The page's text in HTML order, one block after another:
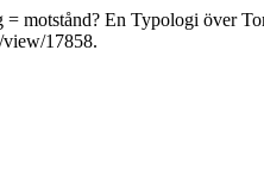
= motstånd? En Typologi över
view/17858.